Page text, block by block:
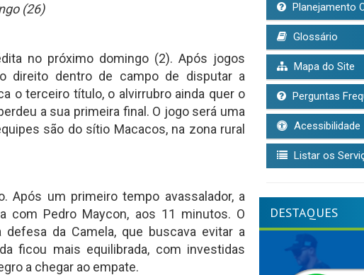
(26)
no próximo domingo (2). Após jogos
direito dentro de campo de disputar a
o terceiro título, o alvirrubro ainda quer o
a sua primeira final. O jogo será uma
são do sítio Macacos, na zona rural
Após um primeiro tempo avassalador, a
com Pedro Maycon, aos 11 minutos. O
da Camela, que buscava evitar a
ficou mais equilibrada, com investidas
a chegar ao empate.
Planejamento
Glossário
Mapa do Site
Perguntas
Acessibilidade
Listar os
DESTAQUES